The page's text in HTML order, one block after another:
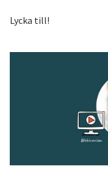
Lycka till!